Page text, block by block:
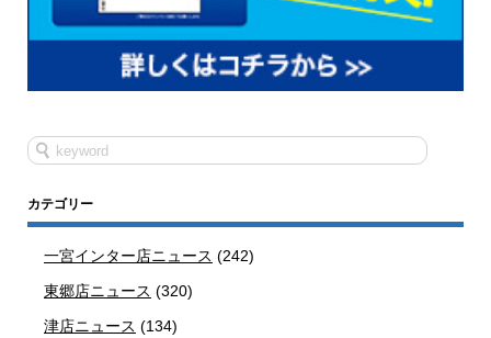
カテゴリー
一宮インター店ニュース (242)
東郷店ニュース (320)
津店ニュース (134)